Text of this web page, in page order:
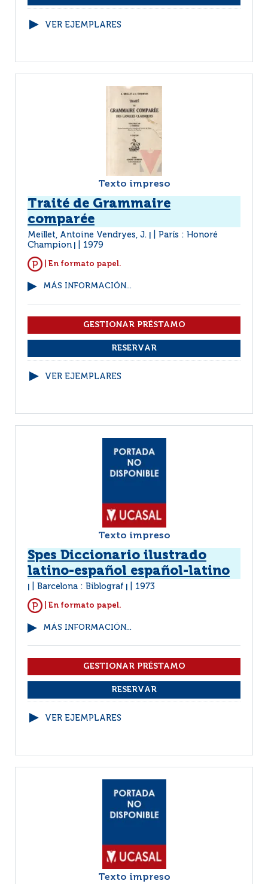
VER EJEMPLARES
Texto impreso
Traité de Grammaire
comparée
Meillet, Antoine Vendryes, J.
París : Honoré
Champion
1979
| En formato papel.
MÁS INFORMACIÓN...
VER EJEMPLARES
Texto impreso
Spes Diccionario ilustrado
latino-español español-latino
Barcelona : Biblograf 1973
| En formato papel.
MÁS INFORMACIÓN...
VER EJEMPLARES
Texto impreso